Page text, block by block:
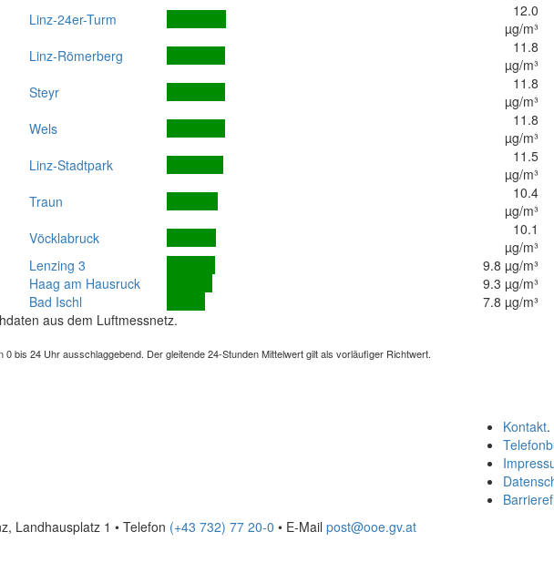
Linz-24er-Turm
12.0
µg/m³
Linz-Römerberg
11.8
µg/m³
Steyr
11.8
µg/m³
Wels
11.8
µg/m³
Linz-Stadtpark
11.5
µg/m³
Traun
10.4
µg/m³
Vöcklabruck
10.1
µg/m³
Lenzing 3
9.8 µg/m³
Haag am Hausruck
9.3 µg/m³
Bad Ischl
7.8 µg/m³
aus dem Luftmessnetz.
bis 24 Uhr ausschlaggebend. Der gleitende 24-Stunden Mittelwert gilt als vorläufiger Richtwert.
Kontakt.
Landhausplatz 1 • Telefon (+43 732) 77 20-0 • E-Mail post@ooe.gv.at